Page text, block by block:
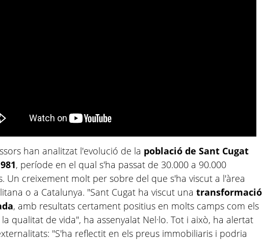
han analitzat l'evolució de la població de Sant Cugat
, període en el qual s'ha passat de 30.000 a 90.000
Un creixement molt per sobre del que s'ha viscut a l'àrea
o a Catalunya. "Sant Cugat ha viscut unatransformació
, amb resultats certament positius en molts camps com els
qualitat de vida", ha assenyalat Nel·lo. Tot i això, ha alertat
"S'ha reflectit en els preus immobiliaris i podria